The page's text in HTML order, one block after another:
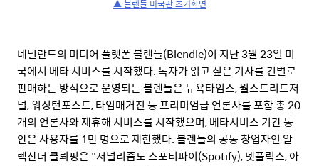
▲ 블렌들 미국판 초기화면
네덜란드의 미디어 플랫폰 블렌들(Blendle)이 지난 3월 23일 미
국에서 베타 서비스를 시작했다. 독자가 읽고 싶은 기사를 건별로
판매하는 방식으로 운영되는 블렌들은 뉴욕타임스, 월스트리트저
널, 워싱턴포스트, 타임매거진 등 프리미엄급 언론사를 포함 총 20
개의 언론사와 제휴해 서비스를 시작했으며, 베타서비스 기간 동
안은 사용자를 1만 명으로 제한했다. 블렌들의 공동 창업자인 알
렉산더 클뢰핑은 "저널리즘도 스포티파이(Spotify), 넷플릭스, 아